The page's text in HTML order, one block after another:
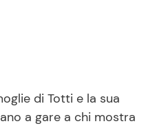
di Totti e la sua
a gare a chi mostra